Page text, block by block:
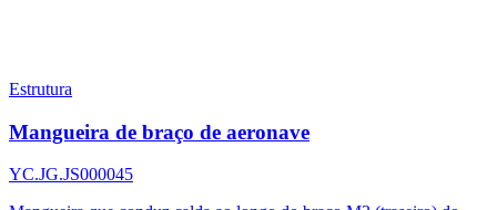
Estrutura
Mangueira de braço de aeronave
YC.JG.JS000045